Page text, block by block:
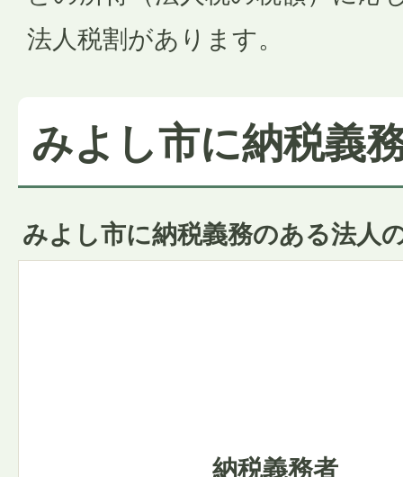
法人税割があります。
みよし市に納税義
みよし市に納税義務のある法人
納税義務者